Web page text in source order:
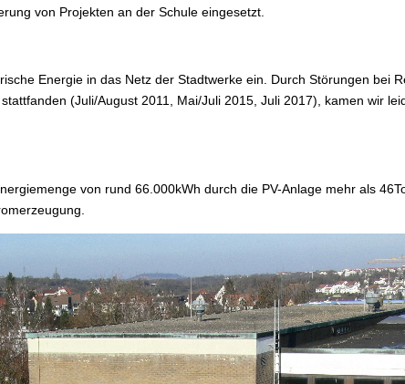
von Projekten an der Schule eingesetzt.
Energie in das Netz der Stadtwerke ein. Durch Störungen bei
(Juli/August 2011, Mai/Juli 2015, Juli 2017), kamen wir
von rund 66.000kWh durch die PV-Anlage mehr als